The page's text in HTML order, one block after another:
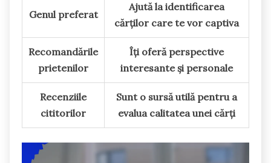
Genul preferat
Ajută la identificarea
cărților care te vor captiva
Recomandările
prietenilor
Îți oferă perspective
interesante și personale
Recenziile
cititorilor
Sunt o sursă utilă pentru a
evalua calitatea unei cărți